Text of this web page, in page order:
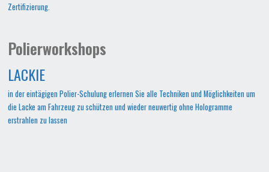
Zertifizierung.
Polierworkshops
LACKIE
in der eintägigen Polier-Schulung erlernen Sie alle Techniken und Möglichkeiten um
die Lacke am Fahrzeug zu schützen und wieder neuwertig ohne Hologramme
erstrahlen zu lassen